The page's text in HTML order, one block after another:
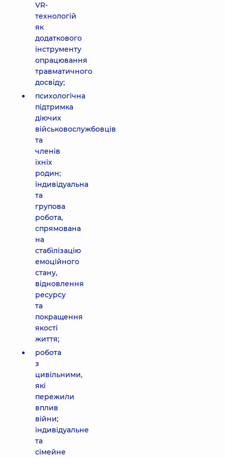
VR-
технологій
як
додаткового
інструменту
опрацювання
травматичного
досвіду;
психологічна
підтримка
діючих
військовослужбовців
та
членів
їхніх
родин;
індивідуальна
та
групова
робота,
спрямована
на
стабілізацію
емоційного
стану,
відновлення
ресурсу
та
покращення
якості
життя;
робота
з
цивільними,
які
пережили
вплив
війни;
індивідуальне
та
сімейне